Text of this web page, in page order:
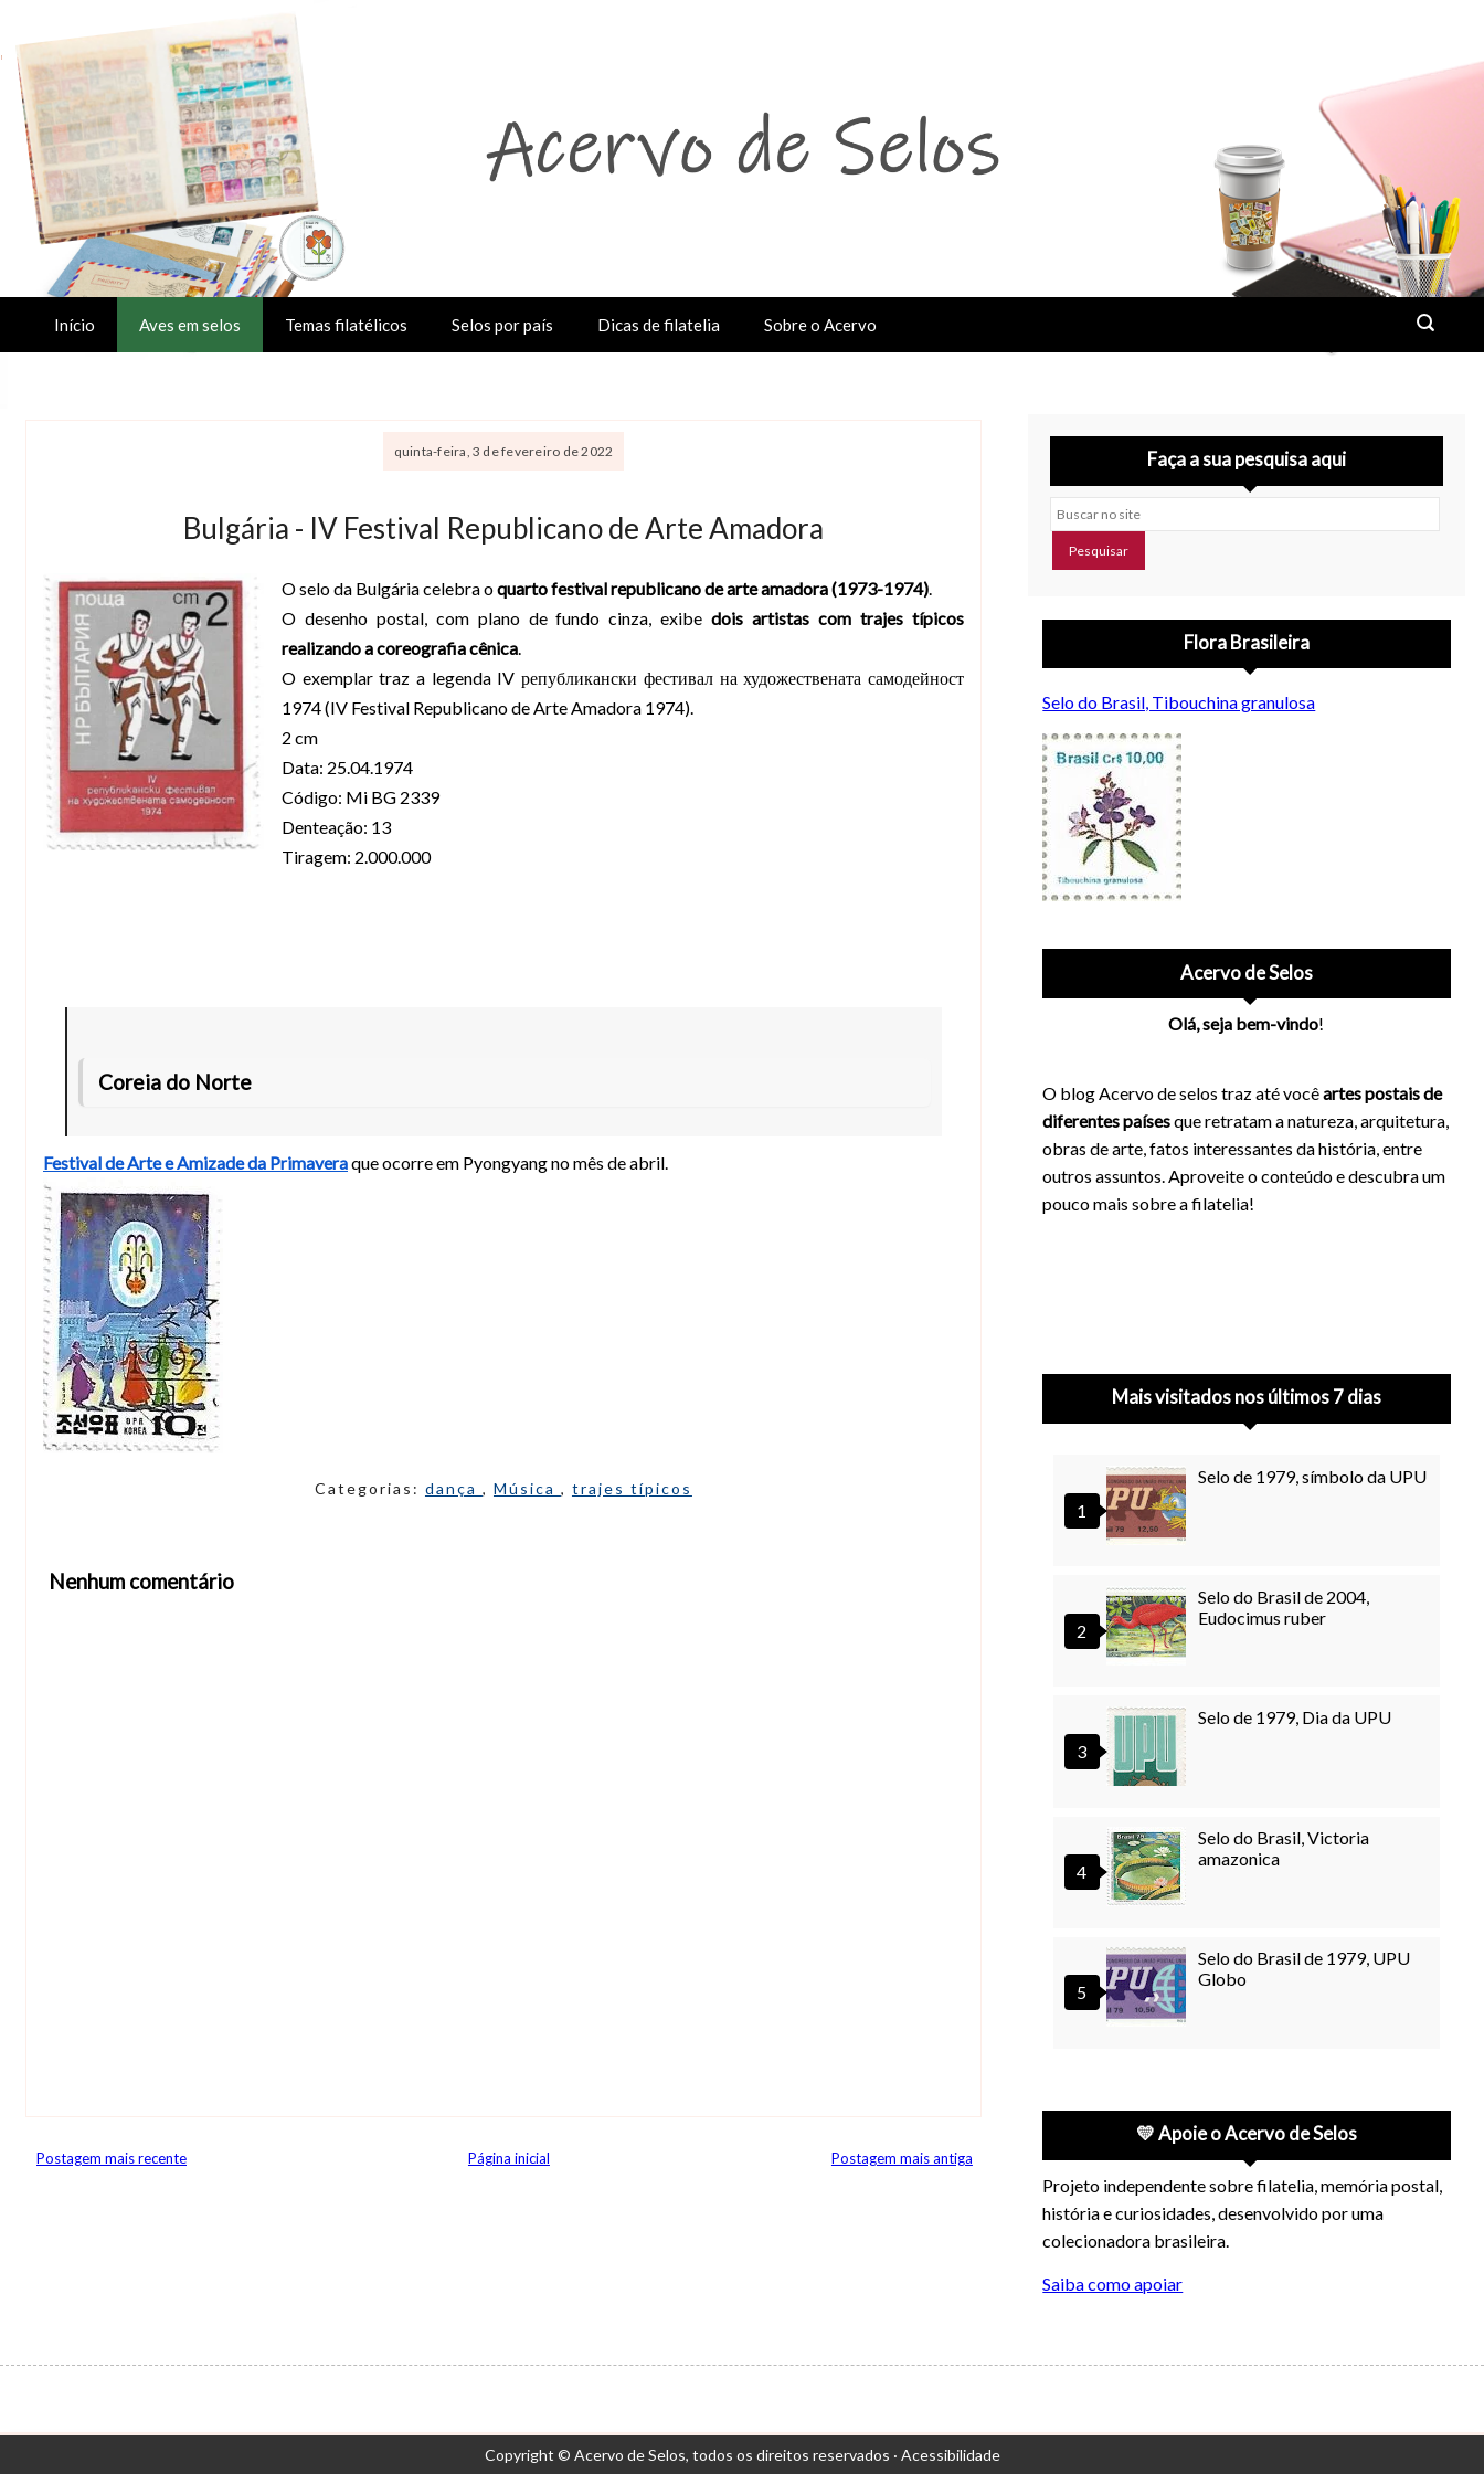
Início Aves em selos Temas filatélicos Selos por país Dicas de filatelia Sobre o Acervo
quinta-feira, 3 de fevereiro de 2022
Bulgária - IV Festival Republicano de Arte Amadora
O selo da Bulgária celebra oquarto festival republicano de arte amadora (1973-1974)
O desenho postal, com plano de fundo cinza, exibedois artistas com trajes típicos
realizando a coreografia cênica
O exemplar traz a legenda IV републикански фестивал на художествената самодейност
1974 (IV Festival Republicano de Arte Amadora 1974).
2 cm
Data: 25.04.1974
Código: Mi BG 2339
Denteação: 13
Tiragem: 2.000.000
Coreia do Norte
Festival de Arte e Amizade da Primaveraque ocorre em Pyongyang no mês de abril.
Categorias: dança , Música , trajes típicos
Nenhum comentário
Postagem mais recente Postagem mais antiga
Página inicial
Faça a sua pesquisa aqui
Buscar no site
Flora Brasileira
Selo do Brasil, Tibouchina granulosa
Acervo de Selos
Olá, seja bem-vindo!
O blog Acervo de selos traz até vocêartes postais de
diferentes paísesque retratam a natureza, arquitetura,
obras de arte, fatos interessantes da história, entre
outros assuntos. Aproveite o conteúdo e descubra um
pouco mais sobre a filatelia!
Mais visitados nos últimos 7 dias
Selo de 1979, símbolo da UPU
Selo do Brasil de 2004,
Eudocimus ruber
Selo de 1979, Dia da UPU
Selo do Brasil, Victoria
amazonica
Selo do Brasil de 1979, UPU
Globo
💛 Apoie o Acervo de Selos
Projeto independente sobre filatelia, memória postal,
história e curiosidades, desenvolvido por uma
colecionadora brasileira.
Saiba como apoiar
Copyright © Acervo de Selos, todos os direitos reservados · Acessibilidade